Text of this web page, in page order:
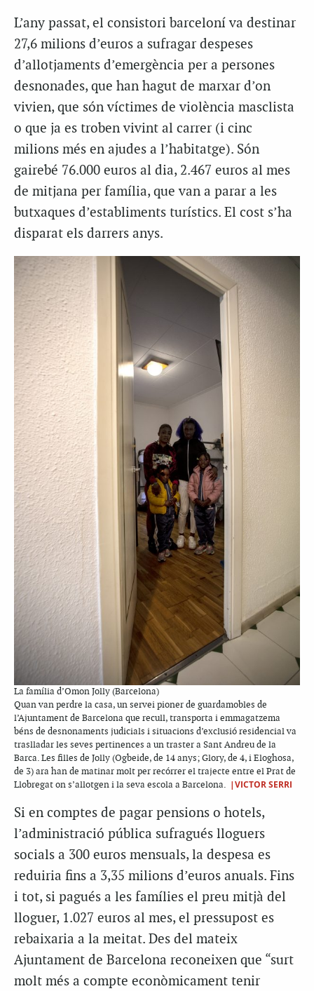
L’any passat, el consistori barceloní va destinar
27,6 milions d’euros a sufragar despeses
d’allotjaments d’emergència per a persones
desnonades, que han hagut de marxar d’on
vivien, que són víctimes de violència masclista
o que ja es troben vivint al carrer (i cinc
milions més en ajudes a l’habitatge). Són
gairebé 76.000 euros al dia, 2.467 euros al mes
de mitjana per família, que van a parar a les
butxaques d’establiments turístics. El cost s’ha
disparat els darrers anys.
La família d’Omon Jolly (Barcelona)
Quan van perdre la casa, un servei pioner de guardamobles de
l’Ajuntament de Barcelona que recull, transporta i emmagatzema
béns de desnonaments judicials i situacions d’exclusió residencial va
traslladar les seves pertinences a un traster a Sant Andreu de la
Barca. Les filles de Jolly (Ogbeide, de 14 anys; Glory, de 4, i Eloghosa,
de 3) ara han de matinar molt per recórrer el trajecte entre el Prat de
Llobregat on s’allotgen i la seva escola a Barcelona. |VICTOR SERRI
Si en comptes de pagar pensions o hotels,
l’administració pública sufragués lloguers
socials a 300 euros mensuals, la despesa es
reduiria fins a 3,35 milions d’euros anuals. Fins
i tot, si pagués a les famílies el preu mitjà del
lloguer, 1.027 euros al mes, el pressupost es
rebaixaria a la meitat. Des del mateix
Ajuntament de Barcelona reconeixen que “surt
molt més a compte econòmicament tenir